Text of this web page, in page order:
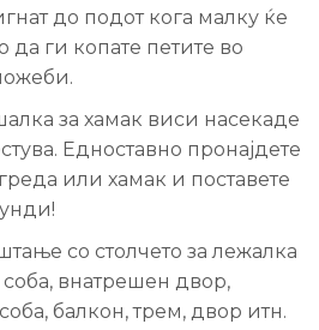
до подот кога малку ќе
да ги копате петите во
за хамак виси насекаде
Едноставно пронајдете
или хамак и поставете
со столчето за лежалка
внатрешен двор,
балкон, трем, двор итн.